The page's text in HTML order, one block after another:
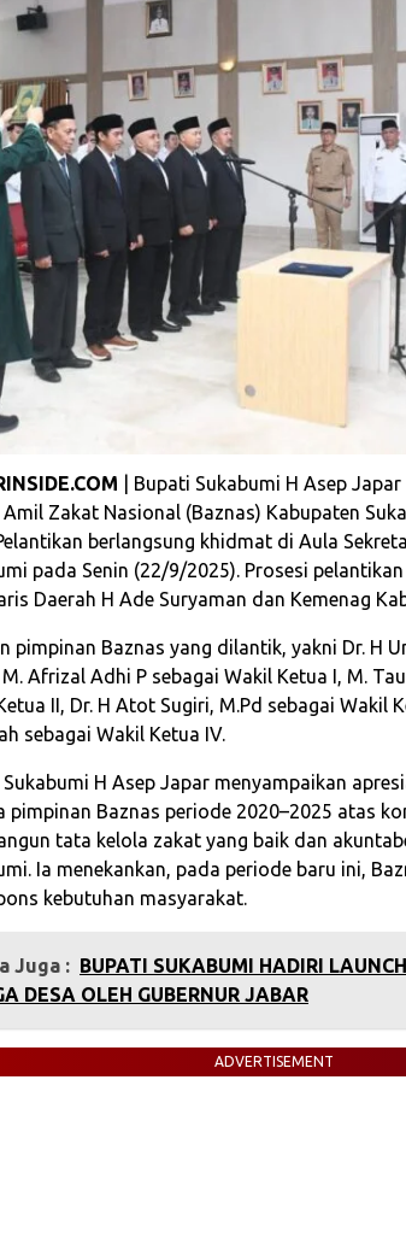
| Bupati Sukabumi H Asep
Amil Zakat Nasional (Baznas) Kabupaten
berlangsung khidmat di Aula
pada Senin (22/9/2025). Prosesi
Daerah H Ade Suryaman dan Kemenag
pimpinan Baznas yang dilantik, yakni Dr. H
Afrizal Adhi P sebagai Wakil Ketua I, M.
II, Dr. H Atot Sugiri, M.Pd sebagai Wakil
sebagai Wakil Ketua IV.
H Asep Japar menyampaikan
pimpinan Baznas periode 2020–2025 atas
tata kelola zakat yang baik dan
Ia menekankan, pada periode baru ini,
kebutuhan masyarakat.
Juga : BUPATI SUKABUMI HADIRI
DESA OLEH GUBERNUR JABAR
ADVERTISEMENT